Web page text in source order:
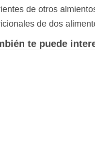
de otros
de dos
te puede